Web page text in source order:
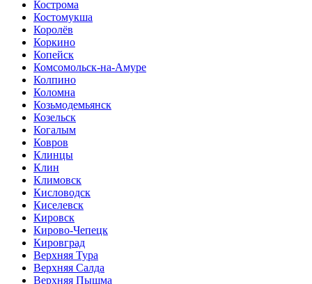
Кострома
Костомукша
Королёв
Коркино
Копейск
Комсомольск-на-Амуре
Колпино
Коломна
Козьмодемьянск
Козельск
Когалым
Ковров
Клинцы
Клин
Климовск
Кисловодск
Киселевск
Кировск
Кирово-Чепецк
Кировград
Верхняя Тура
Верхняя Салда
Верхняя Пышма